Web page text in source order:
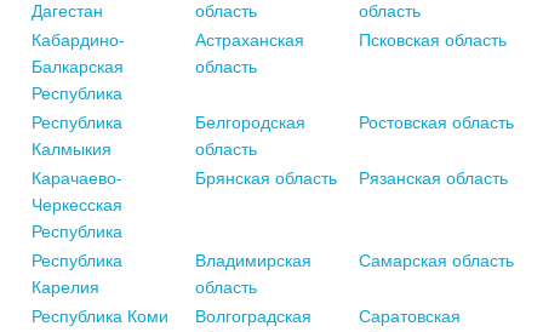
Дагестан
область
область
Кабардино-
Балкарская
Республика
Астраханская
область
Псковская область
Республика
Калмыкия
Белгородская
область
Ростовская область
Карачаево-
Черкесская
Республика
Брянская область Рязанская область
Республика
Карелия
Владимирская
область
Самарская область
Республика Коми
Волгоградская
Саратовская